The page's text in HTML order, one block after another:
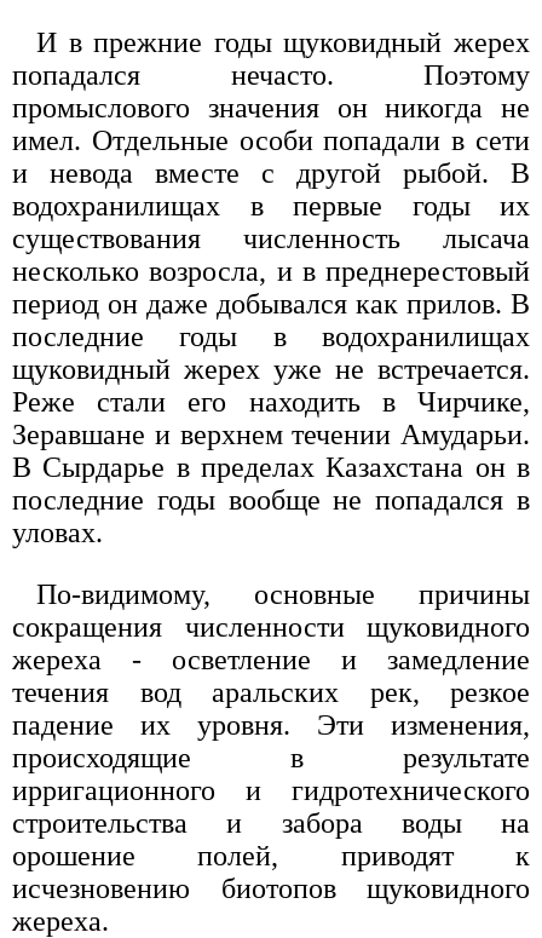
И в прежние годы щуковидный жерех
попадался нечасто. Поэтому
промыслового значения он никогда не
имел. Отдельные особи попадали в сети
и невода вместе с другой рыбой. В
водохранилищах в первые годы их
существования численность лысача
несколько возросла, и в преднерестовый
период он даже добывался как прилов. В
последние годы в водохранилищах
щуковидный жерех уже не встречается.
Реже стали его находить в Чирчике,
Зеравшане и верхнем течении Амударьи.
В Сырдарье в пределах Казахстана он в
последние годы вообще не попадался в
уловах.
По-видимому, основные причины
сокращения численности щуковидного
жереха - осветление и замедление
течения вод аральских рек, резкое
падение их уровня. Эти изменения,
происходящие в результате
ирригационного и гидротехнического
строительства и забора воды на
орошение полей, приводят к
исчезновению биотопов щуковидного
жереха.